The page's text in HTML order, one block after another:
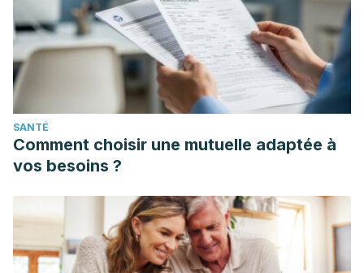
SANTÉ
Comment choisir une mutuelle adaptée à
vos besoins ?